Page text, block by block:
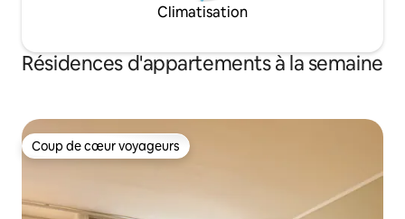
Climatisation
Résidences d'appartements à la semaine
Coup de cœur voyageurs
Coup de cœur voyageurs